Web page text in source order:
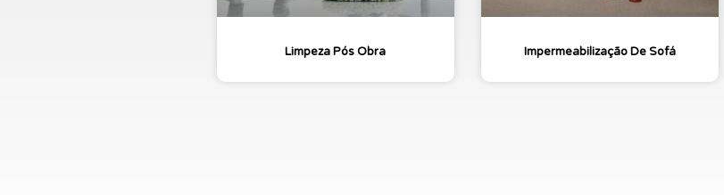
Limpeza Pós Obra Impermeabilização De Sofá